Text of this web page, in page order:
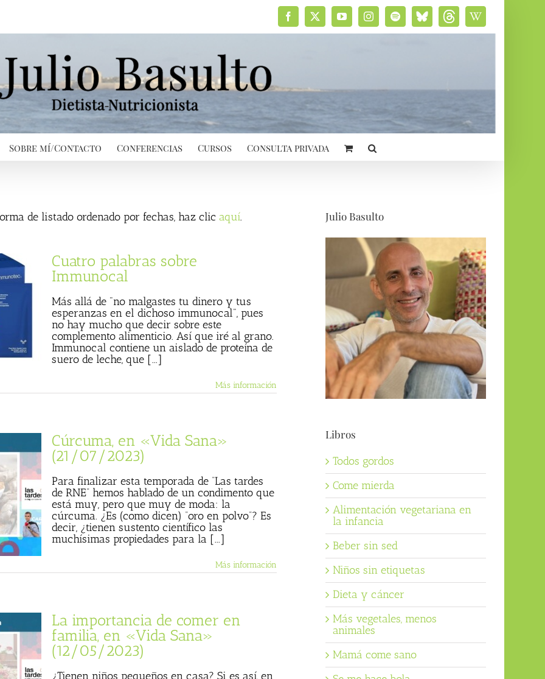
Facebook
X YouTubeInstagramSpotifyBluesky
social
ThreadsWikipedia
Sobre mí/Contacto Conferencias Cursos Consulta privada
de listado ordenado por fechas, haz clic aquí.
Cuatro palabras sobre
Immunocal
Más allá de "no malgastes tu dinero y tus
esperanzas en el dichoso immunocal", pues
no hay mucho que decir sobre este
complemento alimenticio. Así que iré al grano.
Immunocal contiene un aislado de proteína de
suero de leche, que [...]
Más información
Cúrcuma, en «Vida Sana»
(21/07/2023)
Para finalizar esta temporada de “Las tardes
de RNE” hemos hablado de un condimento que
está muy, pero que muy de moda: la
cúrcuma. ¿Es (como dicen) “oro en polvo”? Es
decir, ¿tienen sustento científico las
muchísimas propiedades para la [...]
Más información
La importancia de comer en
familia, en «Vida Sana»
(12/05/2023)
¿Tienen niños pequeños en casa? Si es así, en
Julio Basulto
Libros
Todos gordos
Come mierda
Alimentación vegetariana en
la infancia
Beber sin sed
Niños sin etiquetas
Dieta y cáncer
Más vegetales, menos
animales
Mamá come sano